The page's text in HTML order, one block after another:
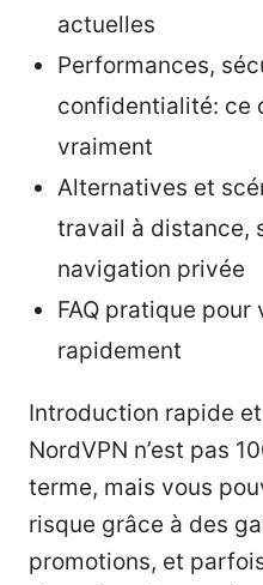
actuelles
Performances,
confidentialité: ce
vraiment
Alternatives et
travail à distance,
navigation privée
FAQ pratique pour
rapidement
Introduction rapide
NordVPN n’est pas
terme, mais vous
risque grâce à des
promotions, et